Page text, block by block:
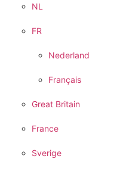
NL
FR
Nederland
Français
Great Britain
France
Sverige